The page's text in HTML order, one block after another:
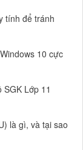
tính để tránh
10 cực
Lớp 11
là gì, và tại sao